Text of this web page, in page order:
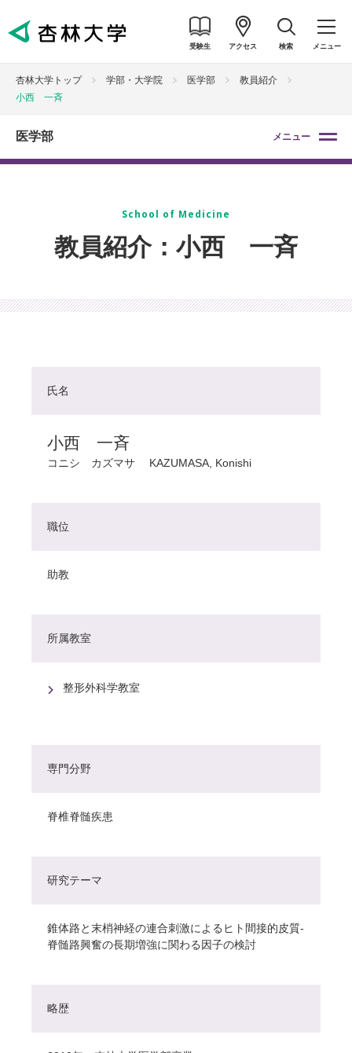
受験生 アクセス 検索 メニュー
杏林大学トップ 学部・大学院 医学部
教員紹介
小西 一斉
医学部 メニュー
School of Medicine
教員紹介：小西 一斉
氏名
小西 一斉
コニシ カズマサ KAZUMASA, Konishi
職位
助教
所属教室
整形外科学教室
専門分野
脊椎脊髄疾患
研究テーマ
錐体路と末梢神経の連合刺激によるヒト間接的皮質-
脊髄路興奮の長期増強に関わる因子の検討
略歴